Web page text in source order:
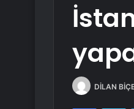
DİLAN